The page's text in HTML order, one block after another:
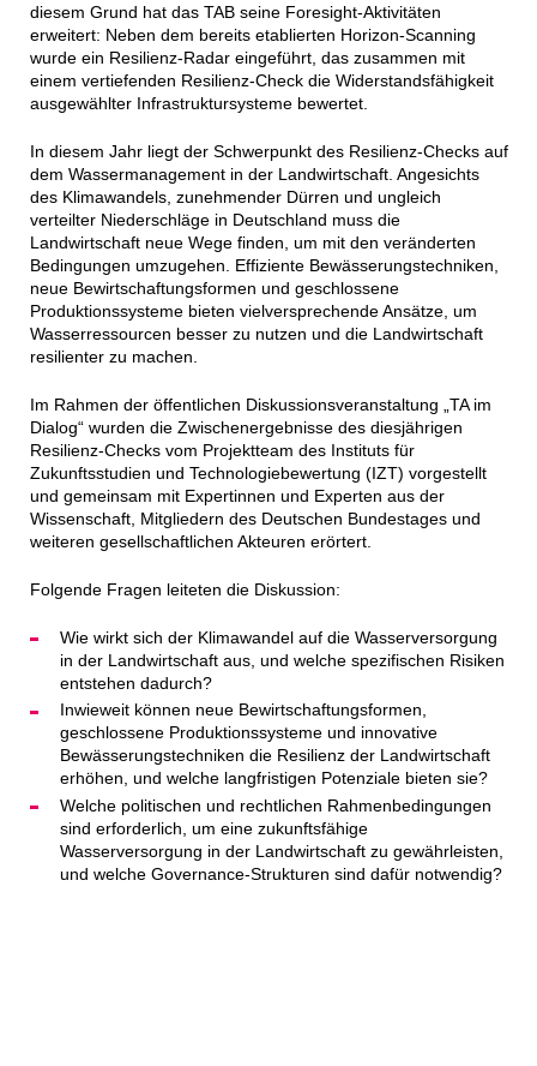
diesem Grund hat das TAB seine Foresight-Aktivitäten
erweitert: Neben dem bereits etablierten Horizon-Scanning
wurde ein Resilienz-Radar eingeführt, das zusammen mit
einem vertiefenden Resilienz-Check die Widerstandsfähigkeit
ausgewählter Infrastruktursysteme bewertet.
In diesem Jahr liegt der Schwerpunkt des Resilienz-Checks auf
dem Wassermanagement in der Landwirtschaft. Angesichts
des Klimawandels, zunehmender Dürren und ungleich
verteilter Niederschläge in Deutschland muss die
Landwirtschaft neue Wege finden, um mit den veränderten
Bedingungen umzugehen. Effiziente Bewässerungstechniken,
neue Bewirtschaftungsformen und geschlossene
Produktionssysteme bieten vielversprechende Ansätze, um
Wasserressourcen besser zu nutzen und die Landwirtschaft
resilienter zu machen.
Im Rahmen der öffentlichen Diskussionsveranstaltung „TA im
Dialog“ wurden die Zwischenergebnisse des diesjährigen
Resilienz-Checks vom Projektteam des Instituts für
Zukunftsstudien und Technologiebewertung (IZT) vorgestellt
und gemeinsam mit Expertinnen und Experten aus der
Wissenschaft, Mitgliedern des Deutschen Bundestages und
weiteren gesellschaftlichen Akteuren erörtert.
Folgende Fragen leiteten die Diskussion:
Wie wirkt sich der Klimawandel auf die Wasserversorgung
in der Landwirtschaft aus, und welche spezifischen Risiken
entstehen dadurch?
Inwieweit können neue Bewirtschaftungsformen,
geschlossene Produktionssysteme und innovative
Bewässerungstechniken die Resilienz der Landwirtschaft
erhöhen, und welche langfristigen Potenziale bieten sie?
Welche politischen und rechtlichen Rahmenbedingungen
sind erforderlich, um eine zukunftsfähige
Wasserversorgung in der Landwirtschaft zu gewährleisten,
und welche Governance-Strukturen sind dafür notwendig?